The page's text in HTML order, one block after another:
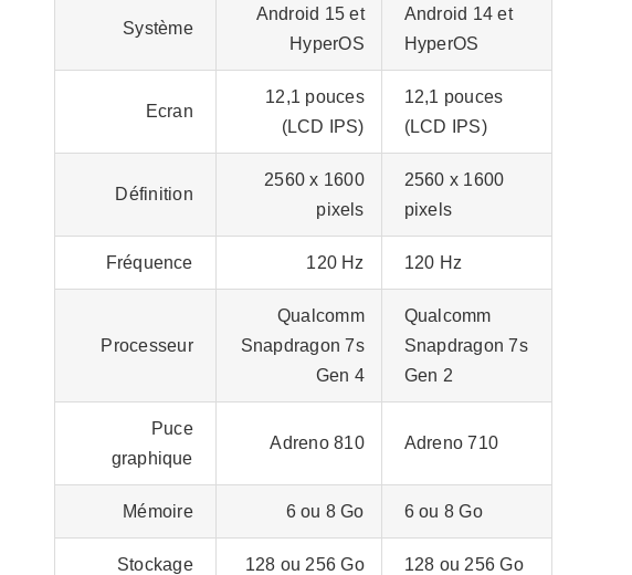
Système
Android 15 et
HyperOS
Android 14 et
HyperOS
Ecran
12,1 pouces
(LCD IPS)
12,1 pouces
(LCD IPS)
Définition
2560 x 1600
pixels
2560 x 1600
pixels
Fréquence 120 Hz 120 Hz
Processeur
Qualcomm
Snapdragon 7s
Gen 4
Qualcomm
Snapdragon 7s
Gen 2
Puce
graphique
Adreno 810 Adreno 710
Mémoire 6 ou 8 Go 6 ou 8 Go
Stockage 128 ou 256 Go 128 ou 256 Go